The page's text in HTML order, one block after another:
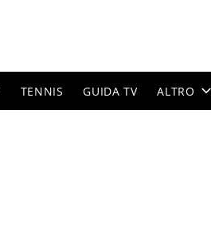
TENNIS GUIDA TV ALTRO